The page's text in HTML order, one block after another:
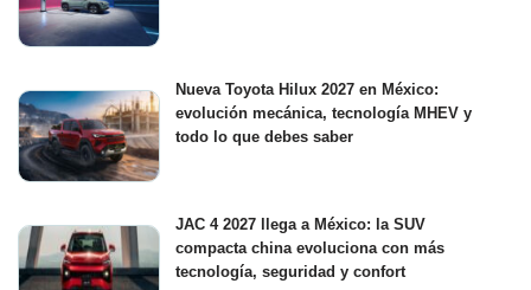
Nueva Toyota Hilux 2027 en México:
evolución mecánica, tecnología MHEV y
todo lo que debes saber
JAC 4 2027 llega a México: la SUV
compacta china evoluciona con más
tecnología, seguridad y confort